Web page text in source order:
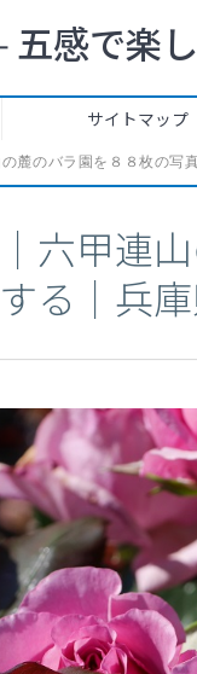
五感で楽
サイトマップ
麓のバラ園を８８枚の写
六甲連
る｜兵